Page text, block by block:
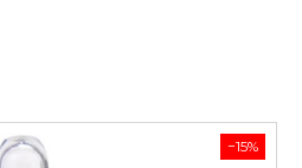
−15%